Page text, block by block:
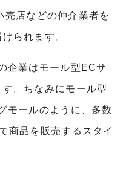
店などの仲介業者を
られます。
企業はモール型ECサ
。ちなみにモール型
モールのように、多数
商品を販売するスタイ